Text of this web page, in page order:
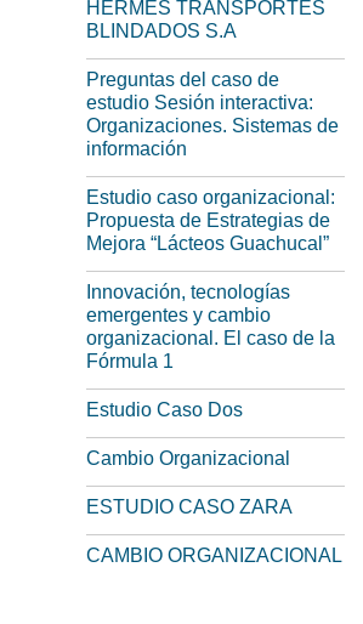
HERMES TRANSPORTES
BLINDADOS S.A
Preguntas del caso de
estudio Sesión interactiva:
Organizaciones. Sistemas de
información
Estudio caso organizacional:
Propuesta de Estrategias de
Mejora “Lácteos Guachucal”
Innovación, tecnologías
emergentes y cambio
organizacional. El caso de la
Fórmula 1
Estudio Caso Dos
Cambio Organizacional
ESTUDIO CASO ZARA
CAMBIO ORGANIZACIONAL